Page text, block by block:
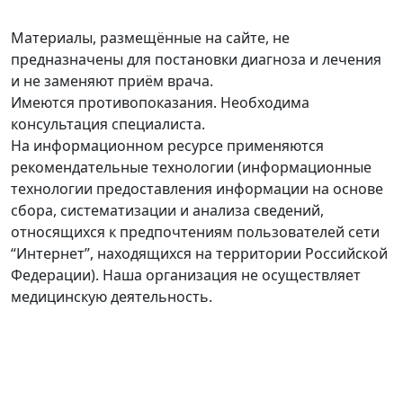
Материалы, размещённые на сайте, не
предназначены для постановки диагноза и лечения
и не заменяют приём врача.
Имеются противопоказания. Необходима
консультация специалиста.
На информационном ресурсе применяются
рекомендательные технологии (информационные
технологии предоставления информации на основе
сбора, систематизации и анализа сведений,
относящихся к предпочтениям пользователей сети
“Интернет”, находящихся на территории Российской
Федерации). Наша организация не осуществляет
медицинскую деятельность.